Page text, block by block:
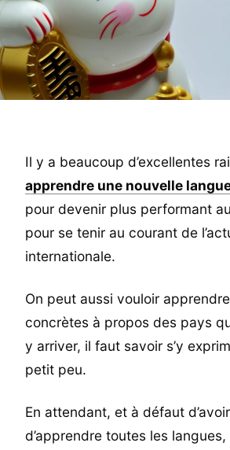
Il y a beaucoup d’excellentes
apprendre une nouvelle
pour devenir plus performant
pour se tenir au courant de
internationale.
On peut aussi vouloir
concrètes à propos des pays
y arriver, il faut savoir s’y
petit peu.
En attendant, et à défaut
d’apprendre toutes les